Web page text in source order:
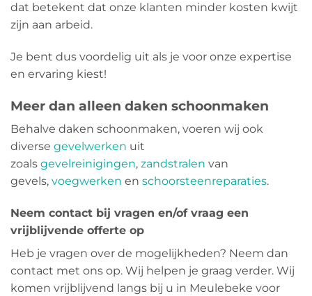
dat betekent dat onze klanten minder kosten kwijt
zijn aan arbeid.
Je bent dus voordelig uit als je voor onze expertise
en ervaring kiest!
Meer dan alleen daken schoonmaken
Behalve daken schoonmaken, voeren wij ook
diverse gevelwerken uit
zoals gevelreinigingen, zandstralen van
gevels, voegwerken en schoorsteenreparaties.
Neem contact bij vragen en/of vraag een
vrijblijvende offerte op
Heb je vragen over de mogelijkheden? Neem dan
contact met ons op. Wij helpen je graag verder. Wij
komen vrijblijvend langs bij u in Meulebeke voor